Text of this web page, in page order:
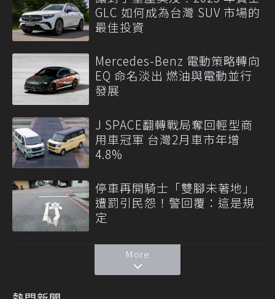
GLC 如何成為台灣 SUV 市場的
最佳投資
Mercedes-Benz 電動策略轉向
EQ 命名淡出 燃油與電動並行
發展
J SPACE翻轉戰局奪回輕型商
用車冠軍 台灣2月車市年增
4.8%
停車再開騎士「雙腳未著地」
遭罰引民怨！警回覆：這是規
定
More